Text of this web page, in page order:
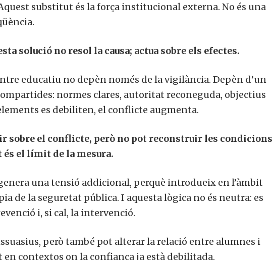
substitut és la força institucional externa. No és una
solució no resol la causa; actua sobre els efectes.
educatiu no depèn només de la vigilància. Depèn d’un
normes clares, autoritat reconeguda, objectius
es debiliten, el conflicte augmenta.
sobre el conflicte, però no pot reconstruir les condicions
és el límit de la mesura.
una tensió addicional, perquè introdueix en l’àmbit
de la seguretat pública. I aquesta lògica no és neutra: es
i, si cal, la intervenció.
però també pot alterar la relació entre alumnes i
contextos on la confiança ja està debilitada.